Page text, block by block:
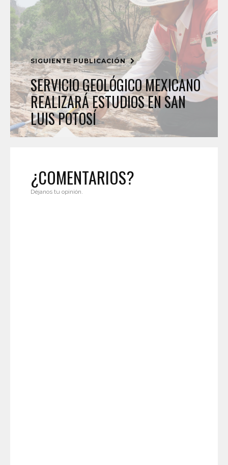
SIGUIENTE PUBLICACIÓN
SERVICIO GEOLÓGICO MEXICANO
REALIZARÁ ESTUDIOS EN SAN
LUIS POTOSÍ
¿COMENTARIOS?
Déjanos tu opinión.